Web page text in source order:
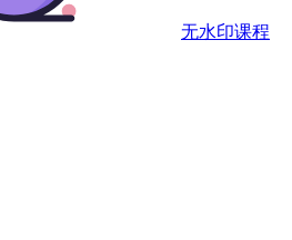
无水印课程